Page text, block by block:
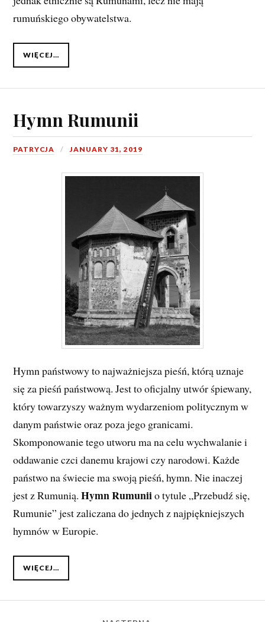
rumuńskiego obywatelstwa.
WIĘCEJ…
Hymn Rumunii
PATRYCJA JANUARY 31, 2019
Hymn państwowy to najważniejsza pieśń, którą uznaje
się za pieśń państwową. Jest to oficjalny utwór śpiewany,
który towarzyszy ważnym wydarzeniom politycznym w
danym państwie oraz poza jego granicami.
Skomponowanie tego utworu ma na celu wychwalanie i
oddawanie czci danemu krajowi czy narodowi. Każde
państwo na świecie ma swoją pieśń, hymn. Nie inaczej
jest z Rumunią.Hymn Rumuniio tytule „Przebudź się,
Rumunie” jest zaliczana do jednych z najpiękniejszych
hymnów w Europie.
WIĘCEJ…